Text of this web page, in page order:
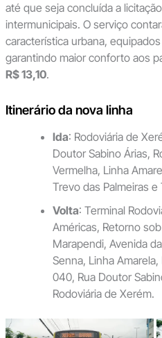
até que seja concluída a
intermunicipais. O serviço
característica urbana,
garantindo maior conforto aos
R$ 13,10.
Itinerário da nova linha
Ida: Rodoviária de
Doutor Sabino Árias,
Vermelha, Linha
Trevo das Palmeiras e
Volta: Terminal
Américas, Retorno
Marapendi, Avenida
Senna, Linha
040, Rua Doutor
Rodoviária de Xerém.